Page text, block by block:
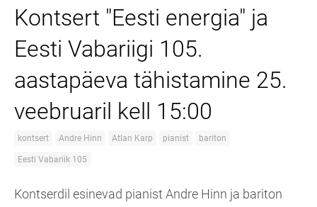
Kontsert "Eesti energia" ja
Eesti Vabariigi 105.
aastapäeva tähistamine 25.
veebruaril kell 15:00
kontsert Andre Hinn Atlan Karp pianist bariton
Eesti Vabariik 105
Kontserdil esinevad pianist Andre Hinn ja bariton